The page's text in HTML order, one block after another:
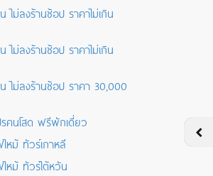
ไม่ลงร้านช้อป ราคาไม่เกิน
ไม่ลงร้านช้อป ราคาไม่เกิน
ไม่ลงร้านช้อป ราคา 30,000
รคนโสด ฟรีพักเดี่ยว
หม้ ทัวร์เกาหลี
ไหม้ ทัวร์ไต้หวัน